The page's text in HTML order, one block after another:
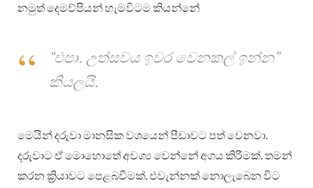
නමුත් දෙමව්පියන් හැමවිටම කියන්නේ
“එපා. උත්සවය ඉවර වෙනකල් ඉන්න”
කියලයි.
මෙයින් දරුවා මානසික වශයෙන් පීඩාවට පත් වෙනවා.
දරුවාට ඒ මොහොතේ අවශ්‍ය වෙන්නේ අගය කිරීමක්. තමන්
කරන ක්‍රියාවට පෙළබවීමක්. එවැන්නක් නොලැබෙන විට